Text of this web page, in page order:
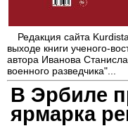
Редакция сайта
выходе книги ученого-
автора Иванова
военного разведчика"...
В Эрбиле
ярмарка